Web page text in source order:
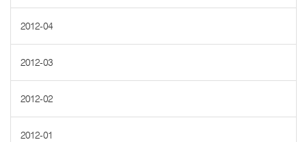
2012-04
2012-03
2012-02
2012-01